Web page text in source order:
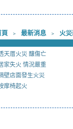
頁 ﹥ 最新消息 ﹥ 火
天厝火災 釀傷亡
家失火 情況嚴重
壁店面發生火災
摩椅起火